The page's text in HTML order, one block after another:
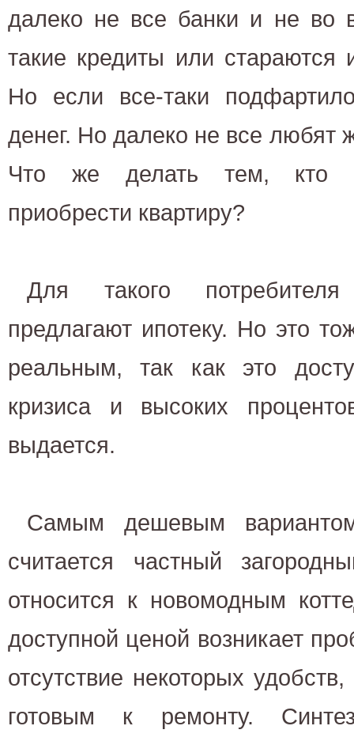
далеко не все банки и не во
такие кредиты или стараются
Но если все-таки
денег. Но далеко не все любят
Что же делать тем, кто
приобрести квартиру?
Для такого
предлагают ипотеку. Но это
реальным, так как это
кризиса и высоких
выдается.
Самым дешевым
считается частный
относится к новомодным
доступной ценой возникает
отсутствие некоторых
готовым к ремонту.